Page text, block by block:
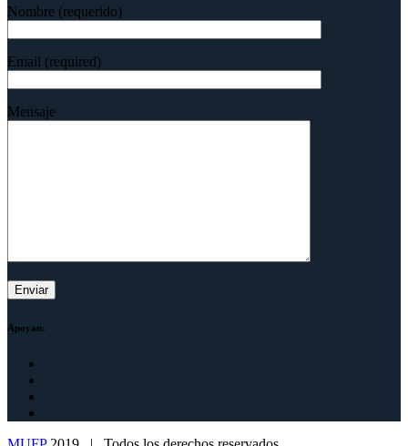
Nombre (requerido)
Email (required)
Mensaje
Apoyan: